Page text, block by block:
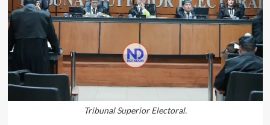
Tribunal Superior Electoral.